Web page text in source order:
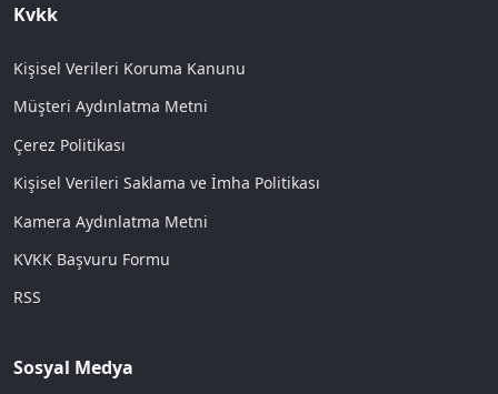
Kvkk
Kişisel Verileri Koruma Kanunu
Müşteri Aydınlatma Metni
Çerez Politikası
Kişisel Verileri Saklama ve İmha Politikası
Kamera Aydınlatma Metni
KVKK Başvuru Formu
RSS
Sosyal Medya